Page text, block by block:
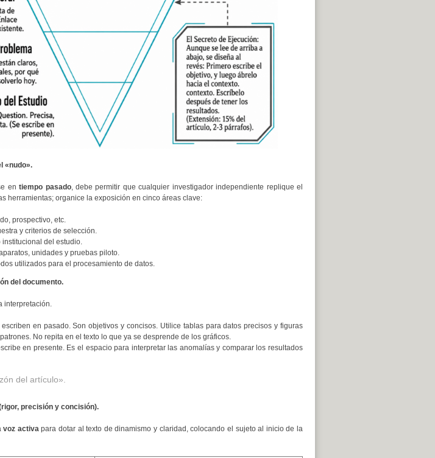
«nudo».
entiempo pasado, debe permitir que cualquier investigador independiente replique el
herramientas; organice la exposición en cinco áreas clave:
prospectivo, etc.
y criterios de selección.
del estudio.
unidades y pruebas piloto.
utilizados para el procesamiento de datos.
del documento.
interpretación.
escriben en pasado. Son objetivos y concisos. Utilice tablas para datos precisos y figuras
No repita en el texto lo que ya se desprende de los gráficos.
en presente. Es el espacio para interpretar las anomalías y comparar los resultados
del artículo».
precisión y concisión).
voz activapara dotar al texto de dinamismo y claridad, colocando el sujeto al inicio de la